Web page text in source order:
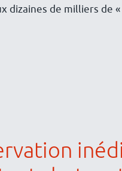
dizaines de milliers de